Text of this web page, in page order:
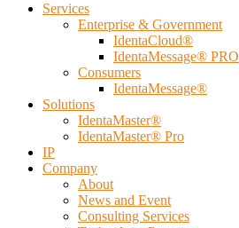
Services
Enterprise & Government
IdentaCloud®
IdentaMessage® PRO
Consumers
IdentaMessage®
Solutions
IdentaMaster®
IdentaMaster® Pro
IP
Company
About
News and Event
Consulting Services